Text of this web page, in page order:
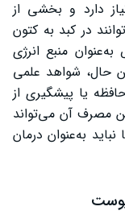
دارد و بخشی از
در کبد به کتون
منبع انرژی
حال، شواهد علمی
یا پیشگیری از
مصرف آن می‌تواند
به‌عنوان درمان